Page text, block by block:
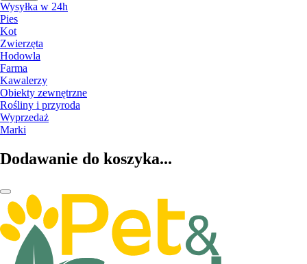
Wysyłka w 24h
Pies
Kot
Zwierzęta
Hodowla
Farma
Kawalerzy
Obiekty zewnętrzne
Rośliny i przyroda
Wyprzedaż
Marki
Dodawanie do koszyka...